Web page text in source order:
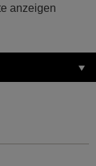
anzeigen